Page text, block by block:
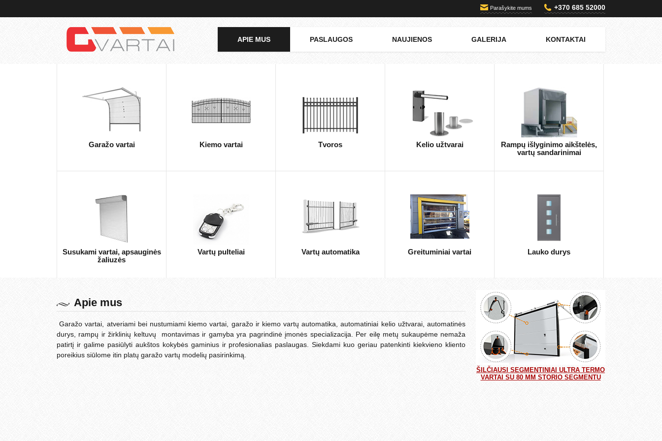
Parašykite mums +370 685 52000
APIE MUS PASLAUGOS NAUJIENOS GALERIJA KONTAKTAI
Garažo vartai Kiemo vartai Tvoros Kelio užtvarai
Rampų išlyginimo aikštelės,
vartų sandarinimai
Susukami vartai, apsauginės
žaliuzės
Vartų pulteliai Vartų automatika Greituminiai vartai Lauko durys
Apie mus
Garažo vartai, atveriami bei nustumiami kiemo vartai, garažo ir kiemo vartų automatika, automatiniai kelio užtvarai, automatinės
durys, rampų ir žirklinių keltuvų montavimas ir gamyba yra pagrindinė įmonės specializacija. Per eilę metų sukaupėme nemaža
patirtį ir galime pasiūlyti aukštos kokybės gaminius ir profesionalias paslaugas. Siekdami kuo geriau patenkinti kiekvieno kliento
poreikius siūlome itin platų garažo vartų modelių pasirinkimą.
ŠILČIAUSI SEGMENTINIAI ULTRA TERMO
VARTAI SU 80 MM STORIO SEGMENTU